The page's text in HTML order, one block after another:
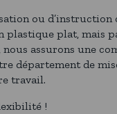
ou d’instruction
plat, mais
assurons une
département de
travail.
!